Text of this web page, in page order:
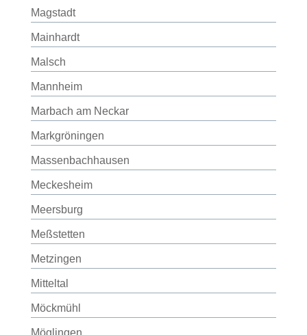
Magstadt
Mainhardt
Malsch
Mannheim
Marbach am Neckar
Markgröningen
Massenbachhausen
Meckesheim
Meersburg
Meßstetten
Metzingen
Mitteltal
Möckmühl
Möglingen